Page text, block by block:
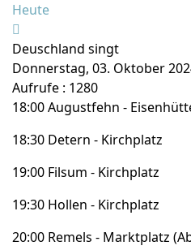
Heute
Deuschland singt
Donnerstag, 03. Oktober
Aufrufe : 1280
18:00 Augustfehn -
18:30 Detern - Kirchplatz
19:00 Filsum - Kirchplatz
19:30 Hollen - Kirchplatz
20:00 Remels - Marktplatz